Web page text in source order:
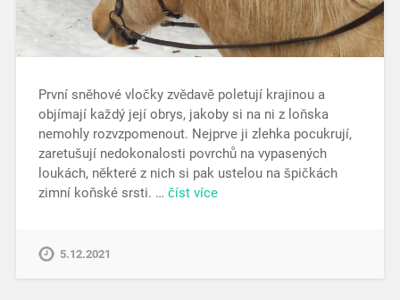
První sněhové vločky zvědavě poletují krajinou a
objímají každý její obrys, jakoby si na ni z loňska
nemohly rozvzpomenout. Nejprve ji zlehka pocukrují,
zaretušují nedokonalosti povrchů na vypasených
loukách, některé z nich si pak ustelou na špičkách
zimní koňské srsti. … číst více
5.12.2021